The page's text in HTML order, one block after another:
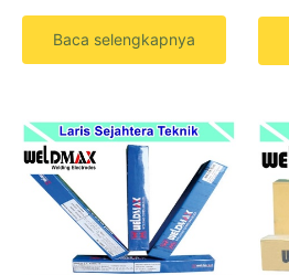
Baca selengkapnya